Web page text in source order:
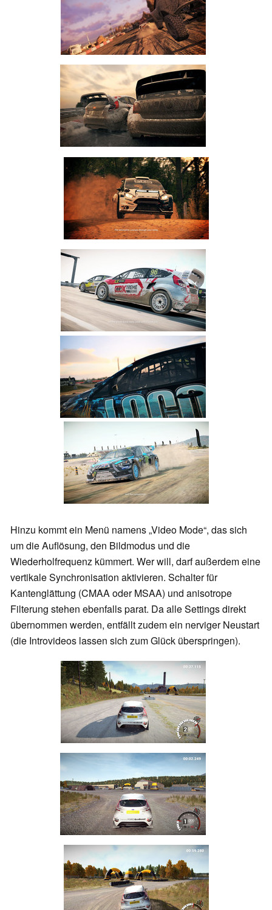
Hinzu kommt ein Menü namens „Video Mode“, das sich
um die Auflösung, den Bildmodus und die
Wiederholfrequenz kümmert. Wer will, darf außerdem eine
vertikale Synchronisation aktivieren. Schalter für
Kantenglättung (CMAA oder MSAA) und anisotrope
Filterung stehen ebenfalls parat. Da alle Settings direkt
übernommen werden, entfällt zudem ein nerviger Neustart
(die Introvideos lassen sich zum Glück überspringen).